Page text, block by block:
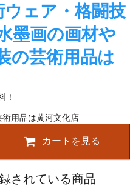
用品は黄河文化店
カートを見る
されている商品